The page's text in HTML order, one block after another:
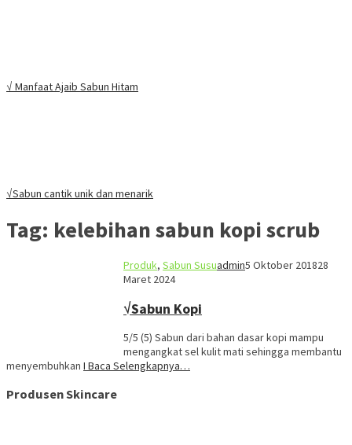
√ Manfaat Ajaib Sabun Hitam
√Sabun cantik unik dan menarik
Tag: kelebihan sabun kopi scrub
Produk, Sabun Susuadmin5 Oktober 201828
Maret 2024
√Sabun Kopi
5/5 (5) Sabun dari bahan dasar kopi mampu
mengangkat sel kulit mati sehingga membantu
menyembuhkan I Baca Selengkapnya…
Produsen Skincare